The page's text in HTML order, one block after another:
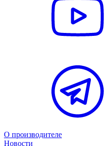
О производителе
Новости